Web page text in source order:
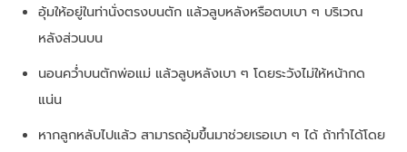
อุ้มให้อยู่ในท่านั่งตรงบนตัก แล้วลูบหลังหรือตบเบา ๆ บริเวณ
หลังส่วนบน
นอนคว่ำบนตักพ่อแม่ แล้วลูบหลังเบา ๆ โดยระวังไม่ให้หน้ากด
แน่น
หากลูกหลับไปแล้ว สามารถอุ้มขึ้นมาช่วยเรอเบา ๆ ได้ ถ้าทำได้โดย